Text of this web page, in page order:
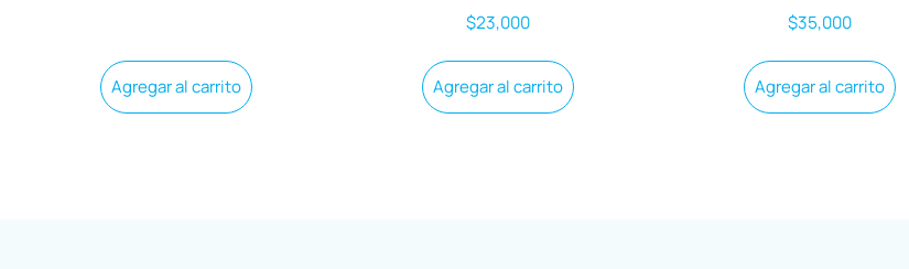
Agregar al carrito
$23,000
Agregar al carrito
$35,000
Agregar al carrito